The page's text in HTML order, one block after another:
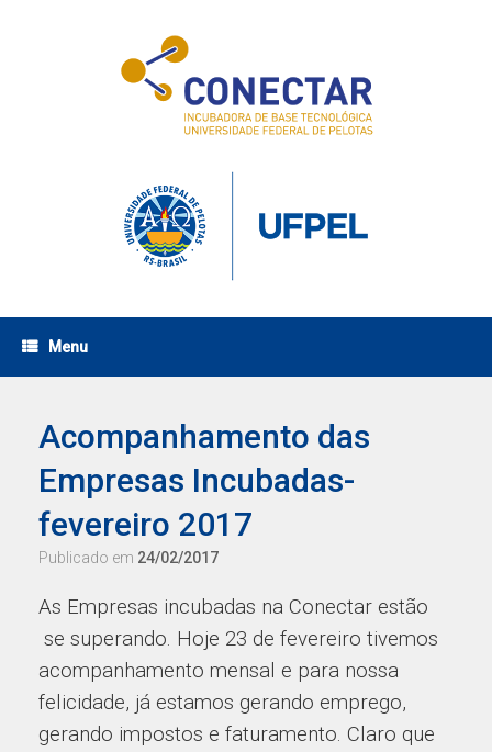
Menu
Acompanhamento das
Empresas Incubadas-
fevereiro 2017
Publicado em 24/02/2017
As Empresas incubadas na Conectar estão
se superando. Hoje 23 de fevereiro tivemos
acompanhamento mensal e para nossa
felicidade, já estamos gerando emprego,
gerando impostos e faturamento. Claro que